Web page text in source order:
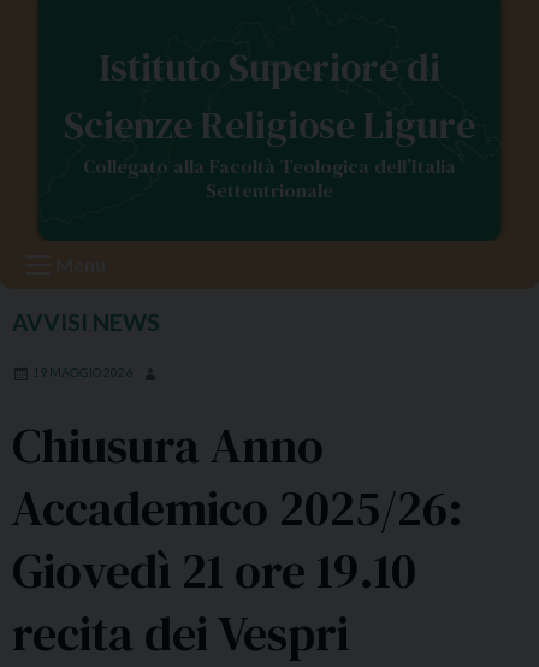
Istituto Superiore di
Scienze Religiose Ligure
Collegato alla Facoltà Teologica dell’Italia
Settentrionale
AVVISI NEWS
19 MAGGIO 2026
Chiusura Anno
Accademico 2025/26:
Giovedì 21 ore 19.10
recita dei Vespri